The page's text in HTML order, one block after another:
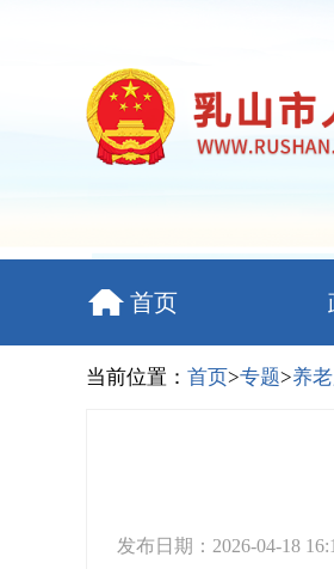
首页
当前位置： 首页>专题>养
发布日期：2026-04-18